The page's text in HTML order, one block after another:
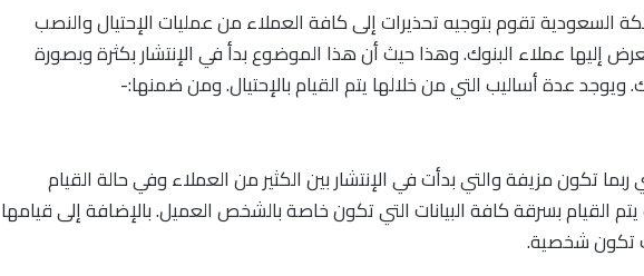
السعودية تقوم بتوجيه تحذيرات إلى كافة العملاء من عمليات الإحتيال والنصب
إليها عملاء البنوك. وهذا حيث أن هذا الموضوع بدأ في الإنتشار بكثرة وبصورة
ويوجد عدة أساليب التي من خلالها يتم القيام بالإحتيال. ومن ضمنها:-
تكون مزيفة والتي بدأت في الإنتشار بين الكثير من العملاء وفي حالة القيام
القيام بسرقة كافة البيانات التي تكون خاصة بالشخص العميل. بالإضافة إلى قيامها
تكون شخصية.